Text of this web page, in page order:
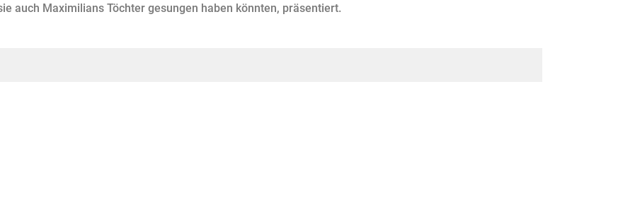
auch Maximilians Töchter gesungen haben könnten, präsentiert.